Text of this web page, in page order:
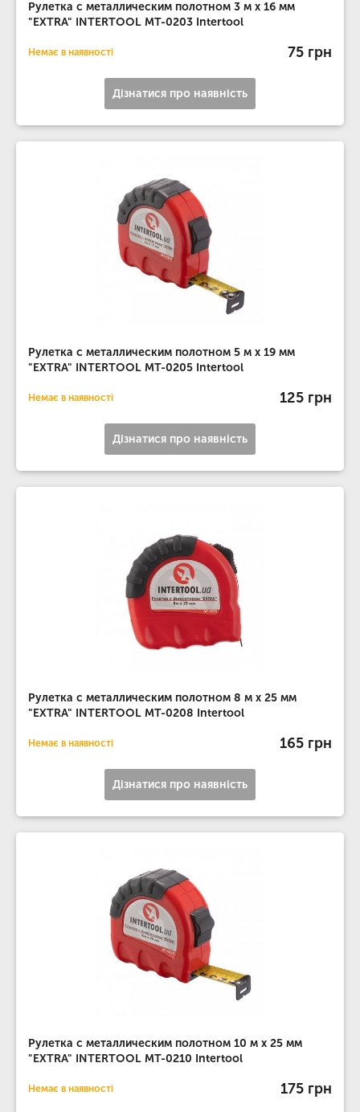
Рулетка с металлическим полотном 3 м x 16 мм
"EXTRA" INTERTOOL MT-0203 Intertool
Немає в наявності 75 грн
Дізнатися про наявність
Рулетка с металлическим полотном 5 м x 19 мм
"EXTRA" INTERTOOL MT-0205 Intertool
Немає в наявності 125 грн
Дізнатися про наявність
Рулетка с металлическим полотном 8 м x 25 мм
"EXTRA" INTERTOOL MT-0208 Intertool
Немає в наявності 165 грн
Дізнатися про наявність
Рулетка с металлическим полотном 10 м x 25 мм
"EXTRA" INTERTOOL MT-0210 Intertool
Немає в наявності 175 грн